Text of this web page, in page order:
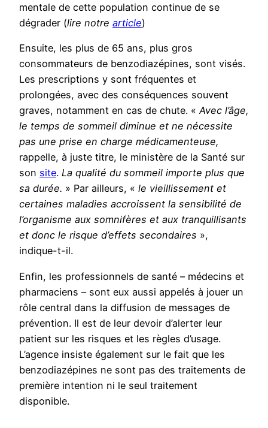
mentale de cette population continue de se
dégrader (lire notre article)
Ensuite, les plus de 65 ans, plus gros
consommateurs de benzodiazépines, sont visés.
Les prescriptions y sont fréquentes et
prolongées, avec des conséquences souvent
graves, notamment en cas de chute. «Avec l’âge,
le temps de sommeil diminue et ne nécessite
pas une prise en charge médicamenteuse,
rappelle, à juste titre, le ministère de la Santé sur
son site. La qualité du sommeil importe plus que
sa durée. » Par ailleurs, « le vieillissement et
certaines maladies accroissent la sensibilité de
l’organisme aux somnifères et aux tranquillisants
et donc le risque d’effets secondaires »,
indique-t-il.
Enfin, les professionnels de santé – médecins et
pharmaciens – sont eux aussi appelés à jouer un
rôle central dans la diffusion de messages de
prévention. Il est de leur devoir d’alerter leur
patient sur les risques et les règles d’usage.
L’agence insiste également sur le fait que les
benzodiazépines ne sont pas des traitements de
première intention ni le seul traitement
disponible.